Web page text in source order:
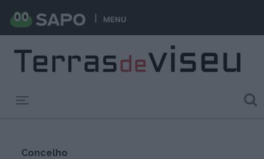
MENU
Concelho